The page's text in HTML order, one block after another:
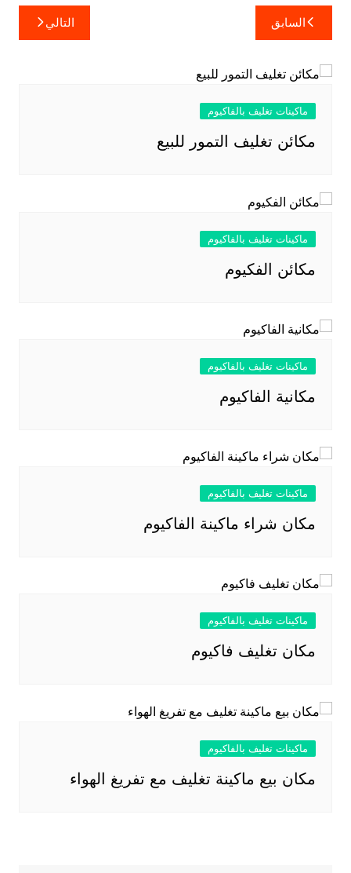
تصفّح
المقالات
السابق التالي
ماكينات تغليف بالفاكيوم
مكائن تغليف التمور للبيع
ماكينات تغليف بالفاكيوم
مكائن الفكيوم
ماكينات تغليف بالفاكيوم
مكانية الفاكيوم
ماكينات تغليف بالفاكيوم
مكان شراء ماكينة الفاكيوم
ماكينات تغليف بالفاكيوم
مكان تغليف فاكيوم
ماكينات تغليف بالفاكيوم
مكان بيع ماكينة تغليف مع تفريغ الهواء